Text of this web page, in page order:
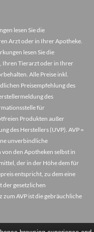
lesen Sie die
Arzt oder in Ihrer Apotheke.
lesen Sie die
Ihren Tierarzt oder in Ihrer
Alle Preise inkl.
Preisempfehlung des
des
für
Produkten außer
des Herstellers (UVP). AVP =
unverbindliche
den Apotheken selbst in
der in der Höhe dem für
entspricht, zu dem eine
der gesetzlichen
AVP ist die gebräuchliche